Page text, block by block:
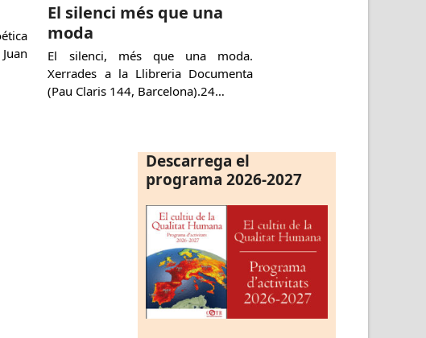
El silenci més que una
moda
El silenci, més que una moda.
Xerrades a la Llibreria Documenta
(Pau Claris 144, Barcelona).24…
Descarrega el
programa 2026-2027